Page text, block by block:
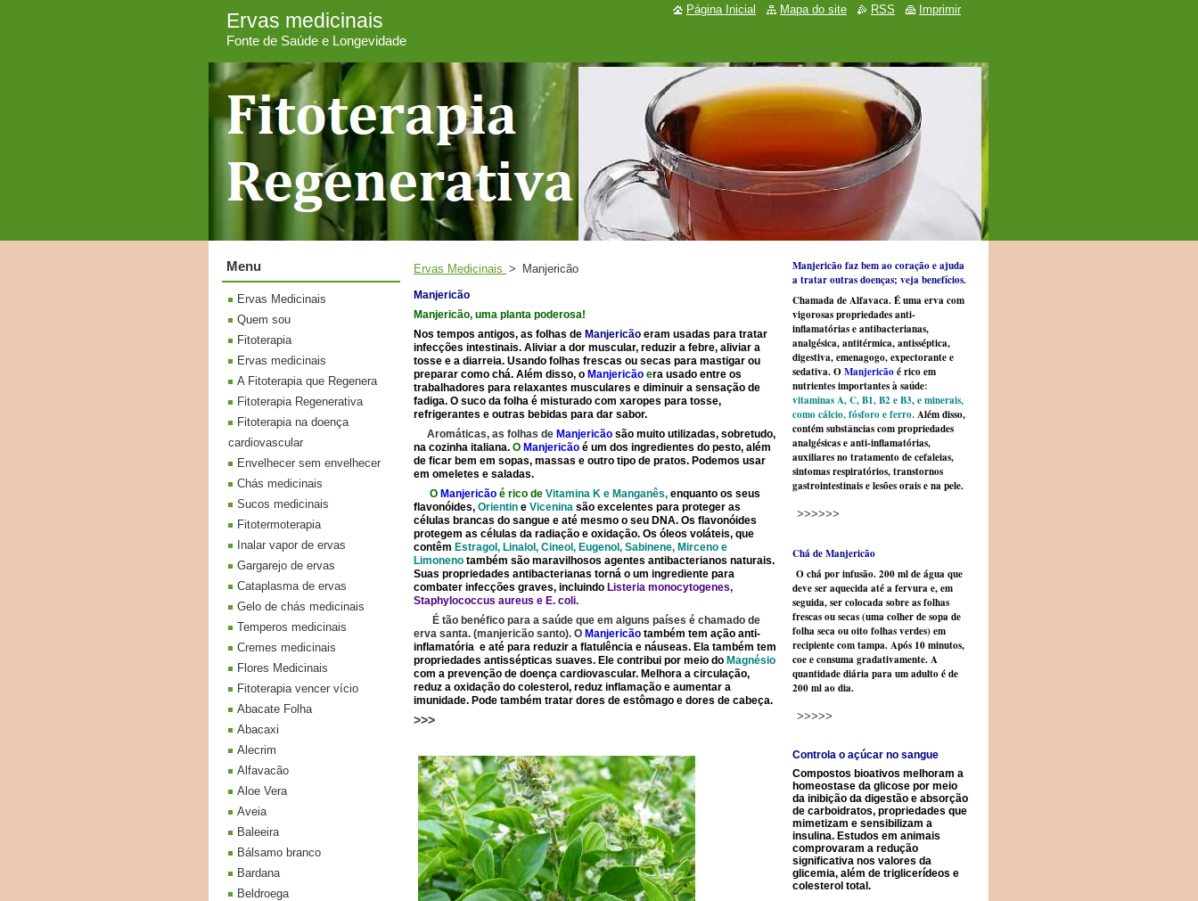
Ervas medicinais
Fonte de Saúde e Longevidade
Ervas Medicinais > Manjericão
Manjericão
Manjericão, uma planta poderosa!
Nos tempos antigos, as folhas de Manjericão eram usadas para tratar
infecções intestinais. Aliviar a dor muscular, reduzir a febre, aliviar a
tosse e a diarreia. Usando folhas frescas ou secas para mastigar ou
preparar como chá. Além disso, o Manjericão era usado entre os
trabalhadores para relaxantes musculares e diminuir a sensação de
fadiga. O suco da folha é misturado com xaropes para tosse,
refrigerantes e outras bebidas para dar sabor.
Aromáticas, as folhas de Manjericão são muito utilizadas, sobretudo,
na cozinha italiana. O Manjericão é um dos ingredientes do pesto, além
de ficar bem em sopas, massas e outro tipo de pratos. Podemos usar
em omeletes e saladas.
O Manjericão é rico de Vitamina K e Manganês, enquanto os seus
flavonóides, Orientin e Vicenina são excelentes para proteger as
células brancas do sangue e até mesmo o seu DNA. Os flavonóides
protegem as células da radiação e oxidação. Os óleos voláteis, que
contêm Estragol, Linalol, Cineol, Eugenol, Sabinene, Mirceno e
Limoneno também são maravilhosos agentes antibacterianos naturais.
Suas propriedades antibacterianas torná o um ingrediente para
combater infecções graves, incluindo Listeria monocytogenes,
Staphylococcus aureus e E. coli.
É tão benéfico para a saúde que em alguns países é chamado de
erva santa. (manjericão santo). O Manjericão também tem ação anti-
inflamatória e até para reduzir a flatulência e náuseas. Ela também tem
propriedades antissépticas suaves. Ele contribui por meio do Magnésio
com a prevenção de doença cardiovascular. Melhora a circulação,
reduz a oxidação do colesterol, reduz inflamação e aumentar a
imunidade. Pode também tratar dores de estômago e dores de cabeça.
>>>
Manjericão faz bem ao coração e ajuda
a tratar outras doenças; veja benefícios.
Chamada de Alfavaca. É uma erva com
vigorosas propriedades anti-
inflamatórias e antibacterianas,
analgésica, antitérmica, antisséptica,
digestiva, emenagogo, expectorante e
sedativa. O Manjericãoé rico em
nutrientes importantes à saúde:
vitaminas A, C, B1, B2 e B3,e minerais,
como cálcio, fósforo e ferro.Além disso,
contém substâncias com propriedades
analgésicas e anti-inflamatórias,
auxiliares no tratamento de cefaleias,
sintomas respiratórios, transtornos
gastrointestinais e lesões orais e na pele.
>>>>>>
Chá de Manjericão
O chá por infusão. 200 ml de água que
deve ser aquecida até a fervura e, em
seguida, ser colocada sobre as folhas
frescas ou secas (uma colher de sopa de
folha seca ou oito folhas verdes) em
recipiente com tampa. Após 10 minutos,
coe e consuma gradativamente. A
quantidade diária para um adulto é de
200 ml ao dia.
>>>>>
Controla o açúcar no sangue
Compostos bioativos melhoram a
homeostase da glicose por meio
da inibição da digestão e absorção
de carboidratos, propriedades que
mimetizam e sensibilizam a
insulina. Estudos em animais
comprovaram a redução
significativa nos valores da
glicemia, além de triglicerídeos e
colesterol total.
Menu
Ervas Medicinais
Quem sou
Fitoterapia
Ervas medicinais
A Fitoterapia que Regenera
Fitoterapia Regenerativa
Fitoterapia na doença
cardiovascular
Envelhecer sem envelhecer
Chás medicinais
Sucos medicinais
Fitotermoterapia
Inalar vapor de ervas
Gargarejo de ervas
Cataplasma de ervas
Gelo de chás medicinais
Temperos medicinais
Cremes medicinais
Flores Medicinais
Fitoterapia vencer vício
Abacate Folha
Abacaxi
Alecrim
Alfavacão
Aloe Vera
Aveia
Baleeira
Bálsamo branco
Bardana
Beldroega
Página Inicial Mapa do site RSS Imprimir